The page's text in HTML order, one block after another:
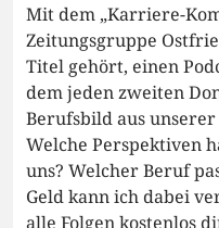
Mit dem „Karriere-
Zeitungsgruppe
Titel gehört, einen
dem jeden zweiten
Berufsbild aus
Welche Perspektiven
uns? Welcher Beruf
Geld kann ich dabei
alle Folgen kostenlos